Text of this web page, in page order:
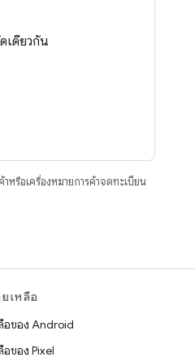
เดียวกัน
หรือเครื่องหมายการค้าจดทะเบียน
เหลือ
อของ Android
ของ Pixel